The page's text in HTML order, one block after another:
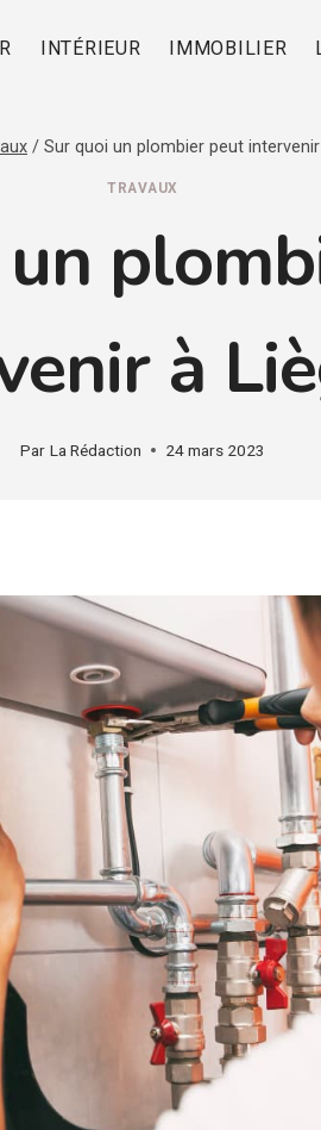
INTÉRIEUR IMMOBILIER
/ Sur quoi un plombier peut intervenir
TRAVAUX
à
Par La Rédaction 24 mars 2023